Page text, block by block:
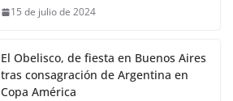
15 de julio de 2024
El Obelisco, de fiesta en Buenos Aires
tras consagración de Argentina en
Copa América